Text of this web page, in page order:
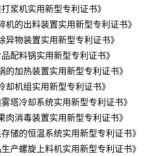
打浆机实用新型专利证书》
机的出料装置实用新型专利证书》
异物装置实用新型专利证书》
品配料锅实用新型专利证书》
的加热装置实用新型专利证书》
却机组实用新型专利证书》
雾塔冷却系统实用新型专利证书》
肉消毒装置实用新型专利证书》
存储的恒温系统实用新型专利证书》
生产螺旋上料机实用新型专利证书》